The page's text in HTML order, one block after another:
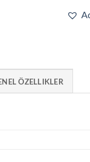
ÖZELLIKLER